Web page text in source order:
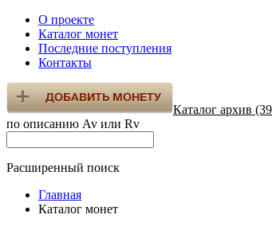
О проекте
Каталог монет
Последние поступления
Контакты
Каталог архив
по описанию Av или Rv
Расширенный поиск
Главная
Каталог монет